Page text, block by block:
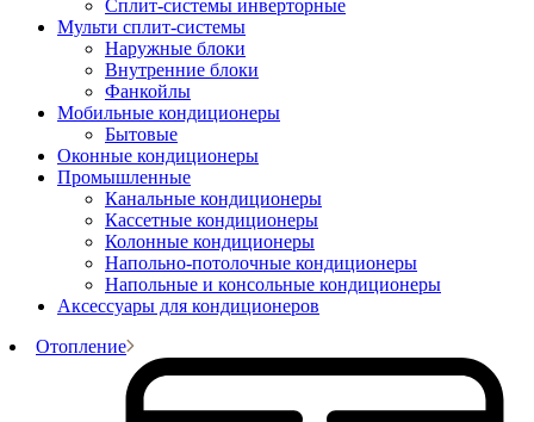
Сплит-системы инверторные
Мульти сплит-системы
Наружные блоки
Внутренние блоки
Фанкойлы
Мобильные кондиционеры
Бытовые
Оконные кондиционеры
Промышленные
Канальные кондиционеры
Кассетные кондиционеры
Колонные кондиционеры
Напольно-потолочные кондиционеры
Напольные и консольные кондиционеры
Аксессуары для кондиционеров
Отопление